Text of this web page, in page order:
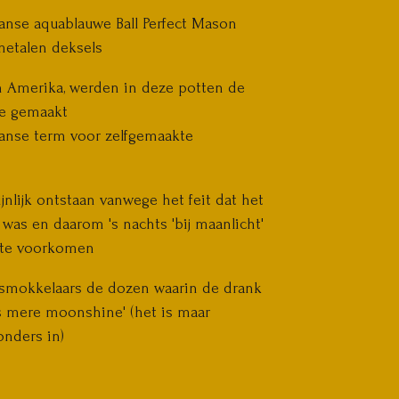
aquablauwe Ball Perfect Mason
deksels
werden in deze potten de
gemaakt
term voor zelfgemaakte
ontstaan vanwege het feit dat het
en daarom 's nachts 'bij maanlicht'
voorkomen
de dozen waarin de drank
mere moonshine' (het is maar
in)